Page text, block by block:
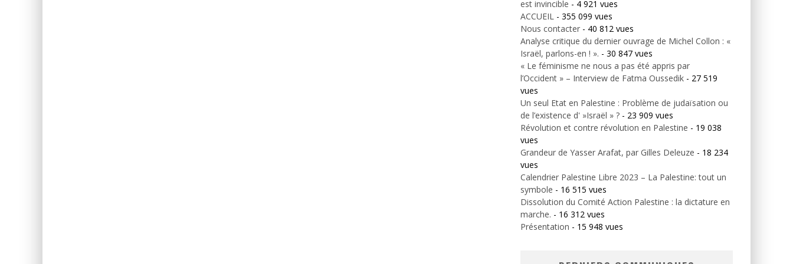
est invincible - 4 921 vues
ACCUEIL - 355 099 vues
Nous contacter - 40 812 vues
Analyse critique du dernier ouvrage de Michel Collon : «
Israël, parlons-en ! ». - 30 847 vues
« Le féminisme ne nous a pas été appris par
l’Occident » – Interview de Fatma Oussedik - 27 519
vues
Un seul Etat en Palestine : Problème de judaïsation ou
de l’existence d' »Israël » ? - 23 909 vues
Révolution et contre révolution en Palestine - 19 038
vues
Grandeur de Yasser Arafat, par Gilles Deleuze - 18 234
vues
Calendrier Palestine Libre 2023 – La Palestine: tout un
symbole - 16 515 vues
Dissolution du Comité Action Palestine : la dictature en
marche. - 16 312 vues
Présentation - 15 948 vues